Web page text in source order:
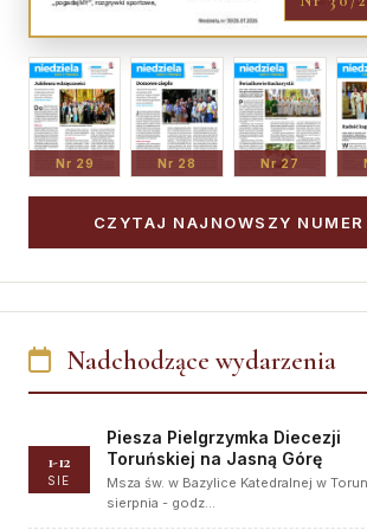
Nr 29 Nr 28 Nr 27
CZYTAJ NAJNOWSZY NUMER
Nadchodzące wydarzenia
1-12
SIE
Piesza Pielgrzymka Diecezji
Toruńskiej na Jasną Górę
Msza św. w Bazylice Katedralnej w
sierpnia - godz…